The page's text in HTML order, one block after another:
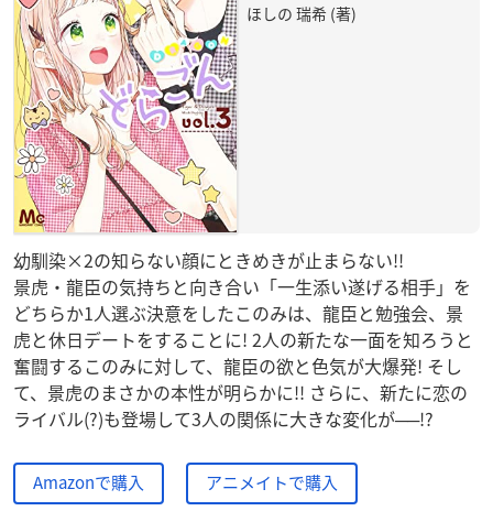
ほしの 瑞希 (著)
幼馴染×2の知らない顔にときめきが止まらない!!
景虎・龍臣の気持ちと向き合い「一生添い遂げる相手」を
どちらか1人選ぶ決意をしたこのみは、龍臣と勉強会、景
虎と休日デートをすることに! 2人の新たな一面を知ろうと
奮闘するこのみに対して、龍臣の欲と色気が大爆発! そし
て、景虎のまさかの本性が明らかに!! さらに、新たに恋の
ライバル(?)も登場して3人の関係に大きな変化が──!?
Amazonで購入 アニメイトで購入